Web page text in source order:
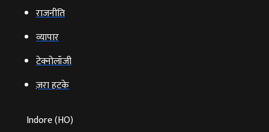
राजनीति
व्‍यापार
टेक्‍नोलॉजी
ज़रा हटके
Indore (HO)